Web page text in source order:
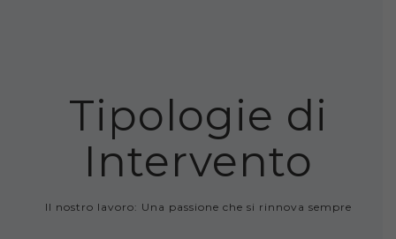
Tipologie di
Intervento
Il nostro lavoro: Una passione che si rinnova sempre